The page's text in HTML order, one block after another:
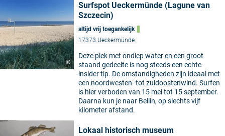
©
Surfspot Ueckermünde (Lagune van
Szczecin)
altijd vrij toegankelijk
17373 Ueckermünde
Deze plek met ondiep water en een groot
staand gedeelte is nog steeds een echte
insider tip. De omstandigheden zijn ideaal met
een noordwesten- tot zuidoostenwind. Surfen
is hier verboden van 15 mei tot 15 september.
Daarna kun je naar Bellin, op slechts vijf
kilometer afstand.
Lokaal historisch museum